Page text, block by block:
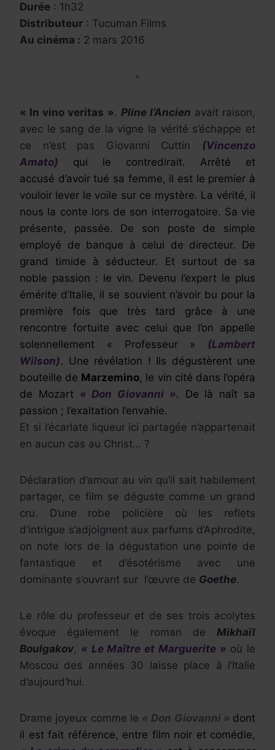
Durée : 1h32
Distributeur : Tucuman Films
Au cinéma : 2 mars 2016
•
« In vino veritas ». Pline l’Ancien avait raison,
avec le sang de la vigne la vérité s’échappe et
ce n’est pas Giovanni Cuttin (Vincenzo
Amato)
qui le contredirait. Arrêté et
accusé d’avoir tué sa femme, il est le premier à
vouloir lever le voile sur ce mystère. La vérité, il
nous la conte lors de son interrogatoire. Sa vie
présente, passée. De son poste de simple
employé de banque à celui de directeur. De
grand timide à séducteur. Et surtout de sa
noble passion : le vin. Devenu l’expert le plus
émérite d’Italie, il se souvient n’avoir bu pour la
première fois que très tard grâce à une
rencontre fortuite avec celui que l’on appelle
solennellement « Professeur » (Lambert
Wilson). Une révélation ! Ils dégustèrent une
bouteille de Marzemino, le vin cité dans l’opéra
de Mozart « Don Giovanni ». De là naît sa
passion ; l’exaltation l’envahie.
Et si l’écarlate liqueur ici partagée n’appartenait
en aucun cas au Christ… ?
Déclaration d’amour au vin qu’il sait habilement
partager, ce film se déguste comme un grand
cru. D’une robe policière où les reflets
d’intrigue s’adjoignent aux parfums d’Aphrodite,
on note lors de la dégustation une pointe de
fantastique et d’ésotérisme avec une
dominante s’ouvrant sur l’œuvre de Goethe.
Le rôle du professeur et de ses trois acolytes
évoque également le roman de Mikhaïl
Boulgakov, « Le Maître et Marguerite » où le
Moscou des années 30 laisse place à l’Italie
d’aujourd’hui.
Drame joyeux comme le « Don Giovanni » dont
il est fait référence, entre film noir et comédie,